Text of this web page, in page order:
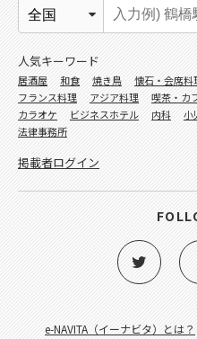
e-NAVITA（イーナビタ）とは？
人気キーワード
居酒屋 和食 焼き鳥 懐石・会席料
フランス料理
アジア料理 喫茶・カ
カラオケ
ビジネスホテル 内科 小
法律事務所
掲載者ログイン